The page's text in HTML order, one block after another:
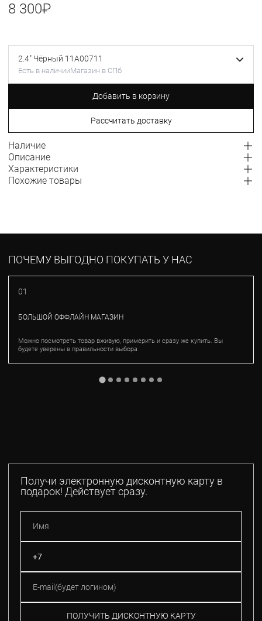
8 300₽
2.4" Чёрный 11A00711
Есть в наличииМагазин в СПб
Добавить в корзину
Рассчитать доставку
Наличие
Описание
Характеристики
Похожие товары
ПОЧЕМУ ВЫГОДНО ПОКУПАТЬ У НАС
01
БОЛЬШОЙ ОФФЛАЙН МАГАЗИН
Можно посмотреть товар вживую, примерить и сразу же купить. Вы
будете уверены в правильности выбора
Получи электронную дисконтную карту в
подарок! Действует сразу.
ПОЛУЧИТЬ ДИСКОНТНУЮ КАРТУ